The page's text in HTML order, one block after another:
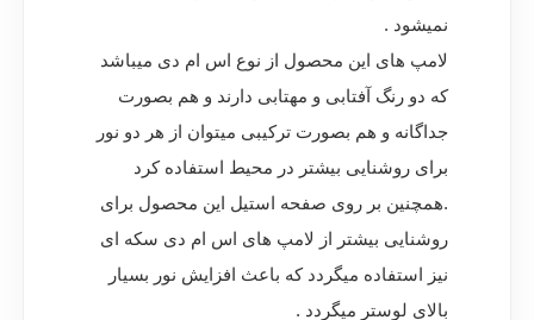
نمیشود .
لامپ های این محصول از نوع اس ام دی میباشد
که دو رنگ آفتابی و مهتابی دارند و هم بصورت
جداگانه و هم بصورت ترکیبی میتوان از هر دو نور
برای روشنایی بیشتر در محیط استفاده کرد
.همچنین بر روی صفحه استیل این محصول برای
روشنایی بیشتر از لامپ های اس ام دی سکه ای
نیز استفاده میگردد که باعث افزایش نور بسیار
بالای لوستر میگردد .